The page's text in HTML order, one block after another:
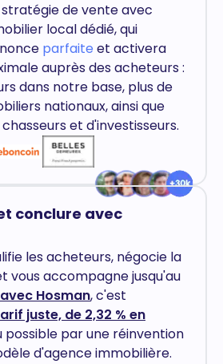
de vente avec
local dédié, qui
parfaite et activera
auprès des acheteurs :
dans notre base, plus de
nationaux, ainsi que
et d'investisseurs.
conclure avec
les acheteurs, négocie la
vous accompagne jusqu'au
Hosman, c'est
juste, de 2,32 % en
possible par une réinvention
d'agence immobilière.